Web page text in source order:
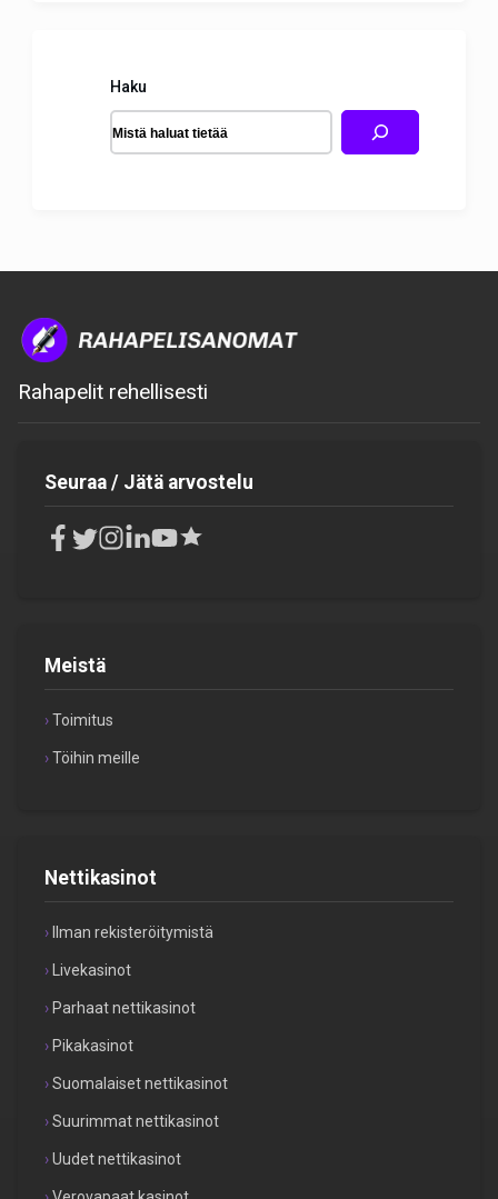
Haku
Rahapelit rehellisesti
Meistä
Toimitus
Töihin meille
Nettikasinot
Ilman rekisteröitymistä
Livekasinot
Parhaat nettikasinot
Pikakasinot
Suomalaiset nettikasinot
Suurimmat nettikasinot
Uudet nettikasinot
Seuraa / Jätä arvostelu